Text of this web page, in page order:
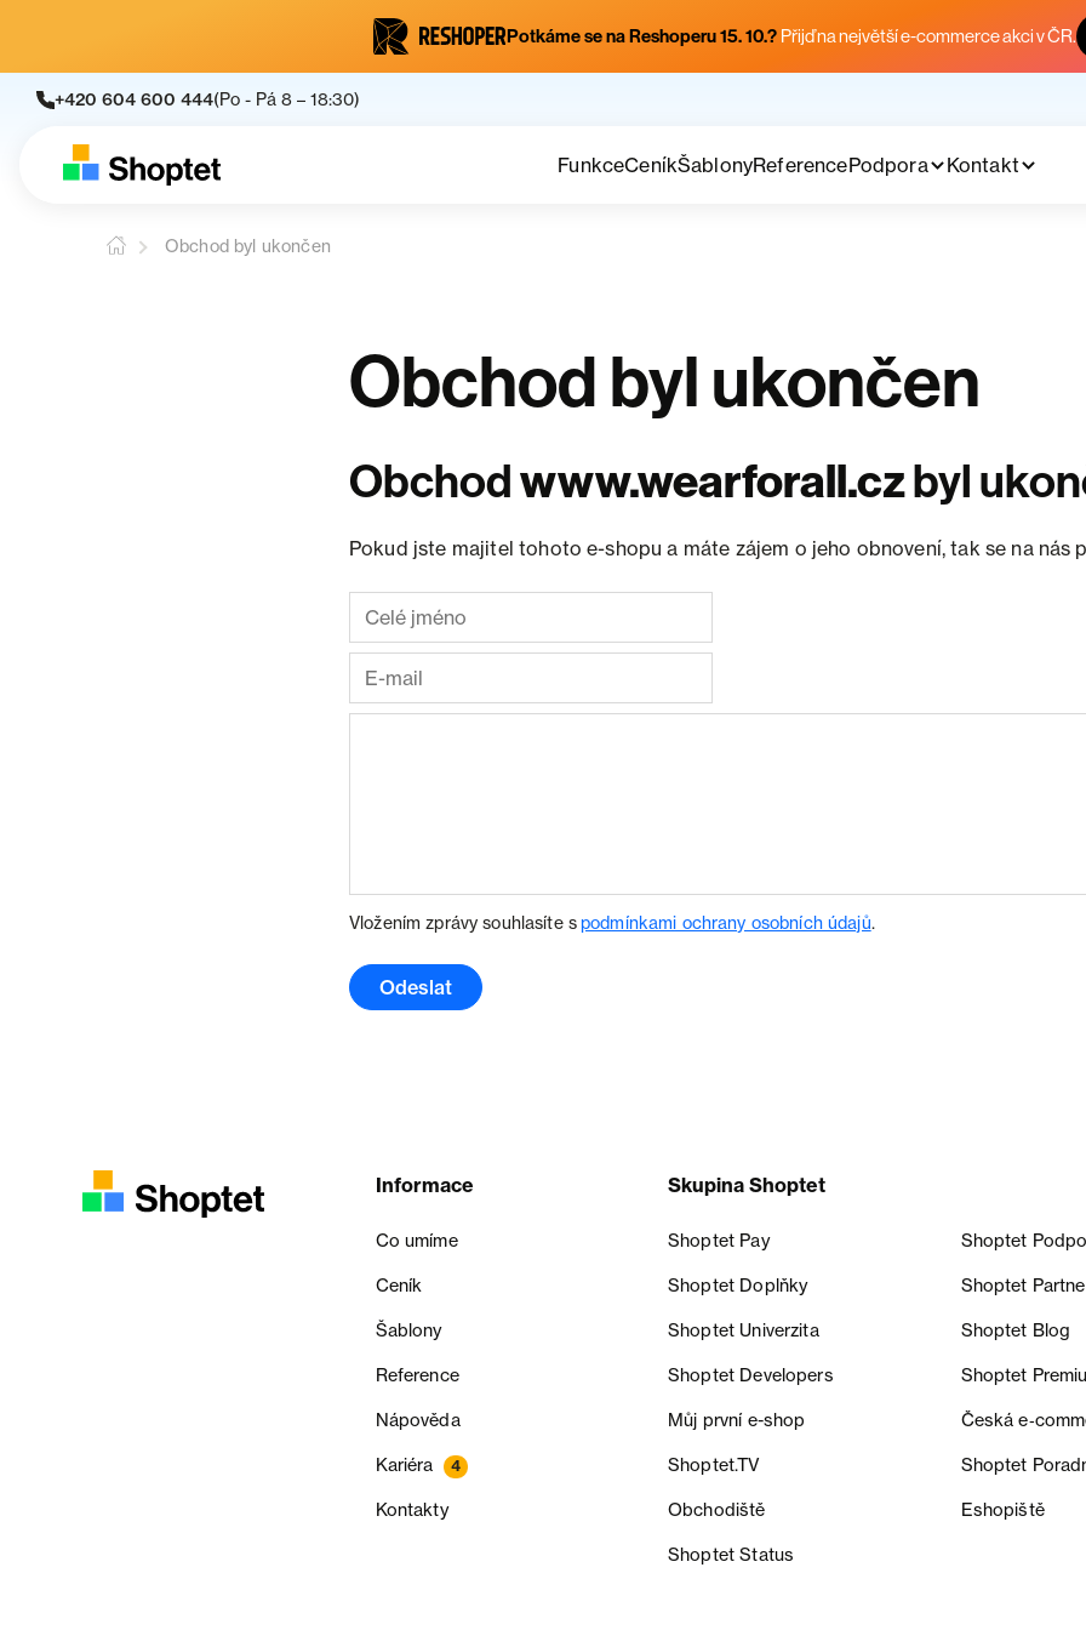
Potkáme se na Reshoperu 15. 10.? Přijď na největší e-commerce akci v ČR.
+420 604 600 444(Po - Pá 8 – 18:30)
FunkceCeníkŠablonyReferencePodpora Kontakt
Obchod byl ukončen
Obchod byl ukončen
Obchodwww.wearforall.czbyl
Pokud jste majitel tohoto e-shopu a máte zájem o jeho obnovení, tak se na nás
Vložením zprávy souhlasíte spodmínkami ochrany osobních údajů.
Odeslat
Informace
Co umíme
Ceník
Šablony
Reference
Nápověda
Kariéra 4
Kontakty
Skupina Shoptet
Shoptet Pay Shoptet
Shoptet Doplňky Shoptet
Shoptet Univerzita Shoptet Blog
Shoptet Developers Shoptet
Můj první e-shop Česká
Shoptet.TV Shoptet
Obchodiště Eshopiště
Shoptet Status